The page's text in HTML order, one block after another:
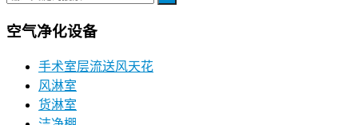
空气净化设备
手术室层流送风天花
风淋室
货淋室